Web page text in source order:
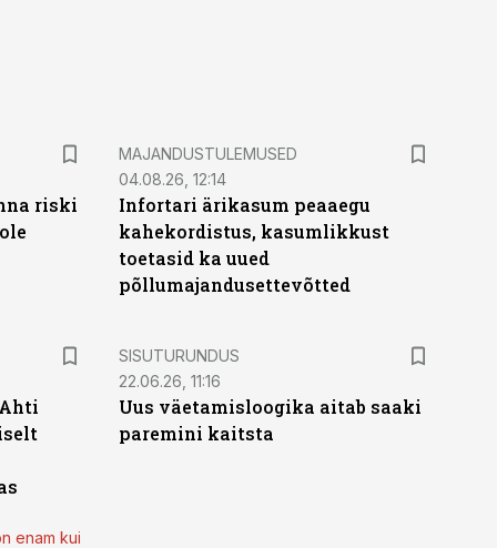
riski
MAJANDUSTULEMUSED
04.08.26, 12:14
Infortari ärikasum peaaegu
kahekordistus, kasumlikkust
toetasid ka uued
põllumajandusettevõtted
enam kui
ST
SISUTURUNDUS
22.06.26, 11:16
Uus väetamisloogika aitab saaki
paremini kaitsta